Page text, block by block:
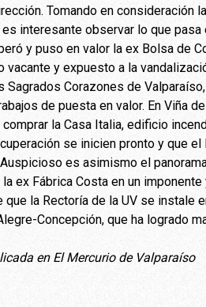
Tomando en consideración
interesante observar lo que
y puso en valor la ex Bolsa de
vacante y expuesto a la
Sagrados Corazones de
de puesta en valor. En Viña
la Casa Italia, edificio
se inicien pronto y que
es asimismo el
ex Fábrica Costa en un
la Rectoría de la UV se instale
Concepción, que ha logrado
en El Mercurio de Valparaíso